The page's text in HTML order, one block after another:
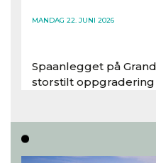
MANDAG 22. JUNI 2026
Spaanlegget på
storstilt
Les hele artikkelen